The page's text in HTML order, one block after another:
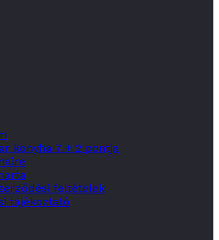
konyha 7 + 2 pontja
feltételek
tájékoztató